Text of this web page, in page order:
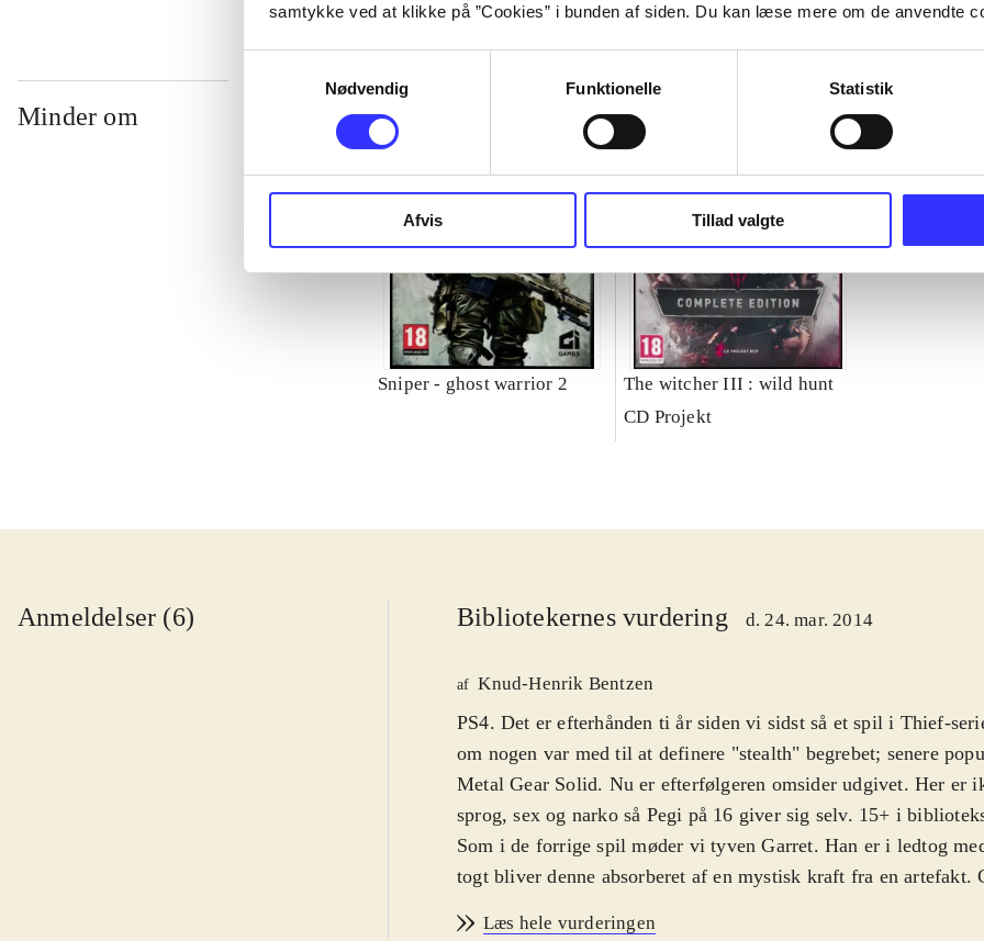
samtykke ved at klikke på ”Cookies” i bunden af siden. Du kan læse mere om de anvendte
Nødvendig
Funktionelle Statistik
Afvis Tillad valgte
Minder om
Sniper - ghost warrior 2
The witcher III : wild hunt
CD Projekt
Anmeldelser (6) Bibliotekernes vurdering d. 24. mar. 2014
af Knud-Henrik Bentzen
PS4. Det er efterhånden ti år siden vi sidst så et spil i Thief-
om nogen var med til at definere "stealth" begrebet; senere
Metal Gear Solid. Nu er efterfølgeren omsider udgivet. Her er
sprog, sex og narko så Pegi på 16 giver sig selv. 15+ i
Som i de forrige spil møder vi tyven Garret. Han er i ledtog
togt bliver denne absorberet af en mystisk kraft fra en artefakt.
Læs hele vurderingen